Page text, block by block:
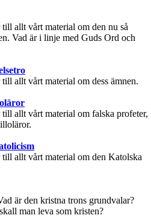
allt vårt material om den nu så
Vad är i linje med Guds Ord och
allt vårt material om dess ämnen.
allt vårt material om falska profeter,
till allt vårt material om den Katolska
är den kristna trons grundvalar?
man leva som kristen?